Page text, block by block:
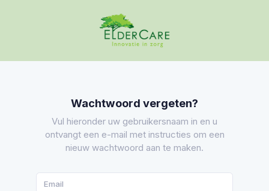
Wachtwoord vergeten?
Vul hieronder uw gebruikersnaam in en u
ontvangt een e-mail met instructies om een
nieuw wachtwoord aan te maken.